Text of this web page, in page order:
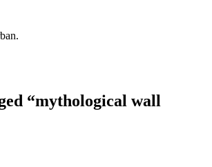
“mythological wall